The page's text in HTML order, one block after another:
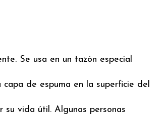
Se usa en un tazón especial
de espuma en la superficie del
vida útil. Algunas personas